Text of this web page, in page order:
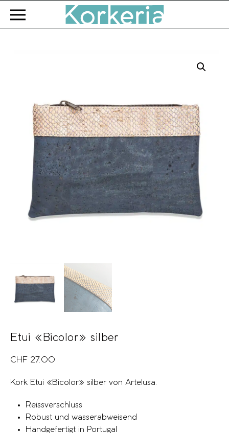
Zum Hauptinhalt springen
Etui «Bicolor» silber
CHF 27.00
Kork Etui «Bicolor» silber von Artelusa.
Reissverschluss
Robust und wasserabweisend
Handgefertigt in Portugal